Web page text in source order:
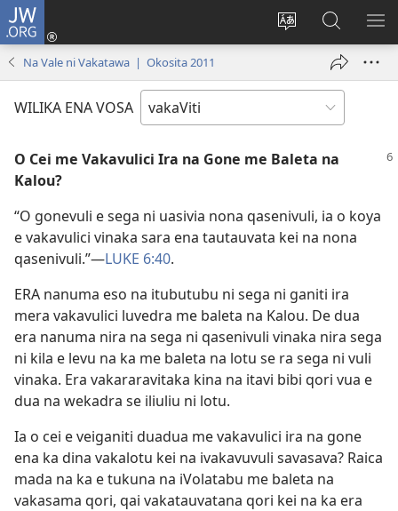
JW.ORG
Veisautaka
Dolava
(opens
Vaqara
ena
JW.ORG
Na Vale ni Vakatawa | Okosita 2011
WILIKA ENA VOSA
O Cei me Vakavulici Ira na Gone me Baleta na
Kalou?
“O gonevuli e sega ni uasivia nona qasenivuli, ia o koya
e vakavulici vinaka sara ena tautauvata kei na nona
qasenivuli.”—LUKE 6:40.
ERA nanuma eso na itubutubu ni sega ni ganiti ira
mera vakavulici luvedra me baleta na Kalou. De dua
era nanuma nira na sega ni qasenivuli vinaka nira sega
ni kila e levu na ka me baleta na lotu se ra sega ni vuli
vinaka. Era vakararavitaka kina na itavi bibi qori vua e
dua na wekadra se iliuliu ni lotu.
Ia o cei e veiganiti duadua me vakavulici ira na gone
ena ka dina vakalotu kei na ivakavuvuli savasava? Raica
mada na ka e tukuna na iVolatabu me baleta na
vakasama qori, qai vakatauvatana qori kei na ka era